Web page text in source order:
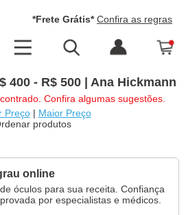
*Frete Grátis* Confira as regras
400 - R$ 500 | Ana Hickmann
Confira algumas sugestões.
Preço| Maior Preço
produtos
online
óculos para sua receita. Confiança
por especialistas e médicos.